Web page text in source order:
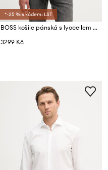
*-25 % s kódem: LST
BOSS košile pánská s lyocellem H-ROB-SP-2P-263
3299 Kč